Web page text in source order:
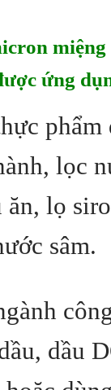
ứng
phẩm
lọc
lọ
sâm.
dầu